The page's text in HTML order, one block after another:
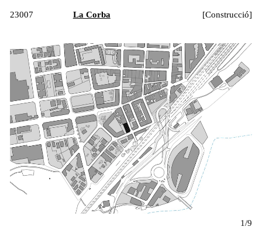
23007 La Corba [Construcció]
1/9